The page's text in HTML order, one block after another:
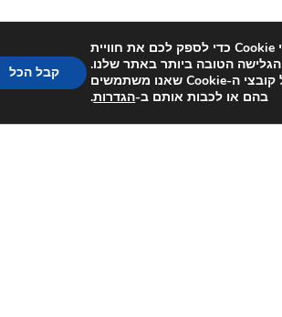
אנו משתמשים בקובצי Cookie כדי לספק לכם את חוויית
הגלישה הטובה ביותר באתר שלנו.
תוכלו למצוא מידע נוסף על קובצי ה-Cookie שאנו משתמשים
בהם או לכבות אותם ב-הגדרות.
קבל הכל